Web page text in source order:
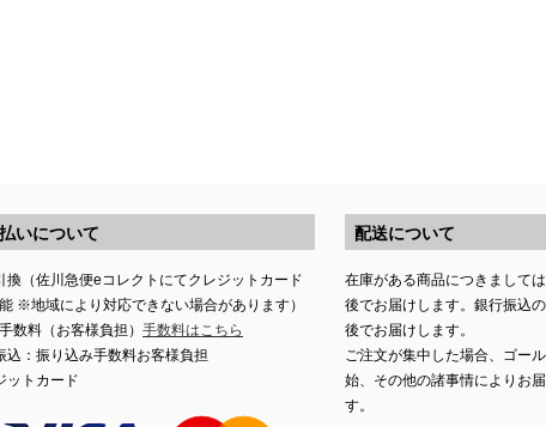
いについて
換（佐川急便eコレクトにてクレジットカード
※地域により対応できない場合があります）
数料（お客様負担） 手数料はこちら
込：振り込み手数料お客様負担
ットカード
配送について
在庫がある商品につきまして
後でお届けします。銀行振込
後でお届けします。
ご注文が集中した場合、ゴー
始、その他の諸事情によりお
す。